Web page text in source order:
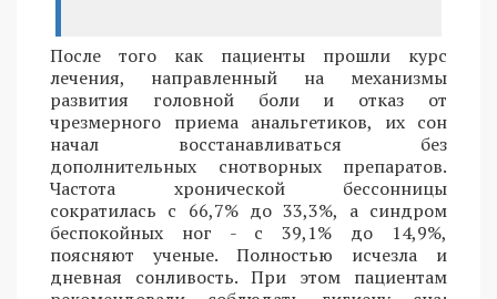
После того как пациенты прошли курс
лечения, направленный на механизмы
развития головной боли и отказ от
чрезмерного приема анальгетиков, их сон
начал восстанавливаться без
дополнительных снотворных препаратов.
Частота хронической бессонницы
сократилась с 66,7% до 33,3%, а синдром
беспокойных ног - с 39,1% до 14,9%,
поясняют ученые. Полностью исчезла и
дневная сонливость. При этом пациентам